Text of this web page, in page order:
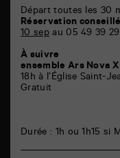
PoitiersDépart toutes les 30
Réservation
10 sepau 05 49 39
À suivre
ensemble Ars Nova
18h à l’Église Saint-
Gratuit
Durée : 1h ou 1h15 si